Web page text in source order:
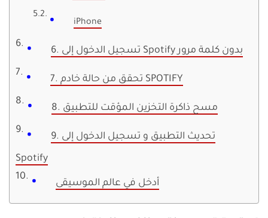
iPhone
6. تسجيل الدخول إلى Spotify بدون كلمة مرور
7. تحقق من حالة خادم SPOTIFY
8. مسح ذاكرة التخزين المؤقت للتطبيق
9. تحديث التطبيق و تسجيل الدخول إلى
Spotify
أدخل في عالم الموسيقى